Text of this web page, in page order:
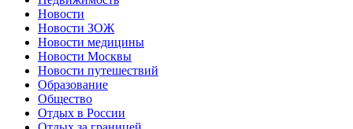
Новости
Новости ЗОЖ
Новости медицины
Новости Москвы
Новости путешествий
Образование
Общество
Отдых в России